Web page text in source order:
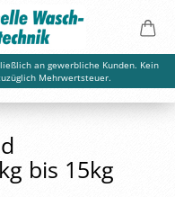
an gewerbliche Kunden. Kein
Mehrwertsteuer.
bis 15kg